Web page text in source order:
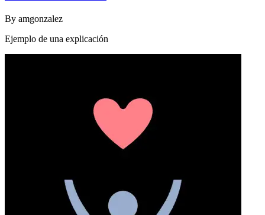
By amgonzalez
Ejemplo de una explicación